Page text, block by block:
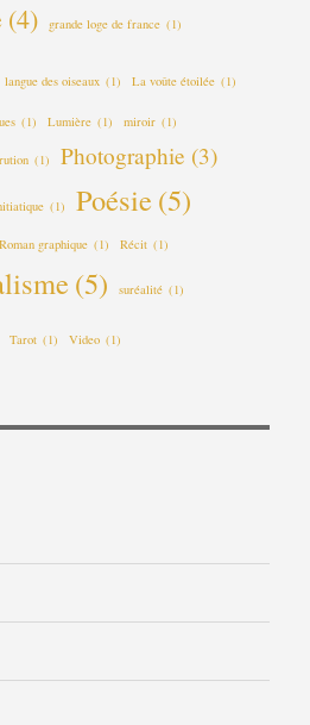
(4) grande loge de france (1)
langue des oiseaux (1) La voûte étoilée (1)
(1) Lumière (1) miroir (1)
(1) Photographie (3)
(1) Poésie (5)
Roman graphique (1) Récit (1)
(5) suréalité (1)
Tarot (1) Video (1)